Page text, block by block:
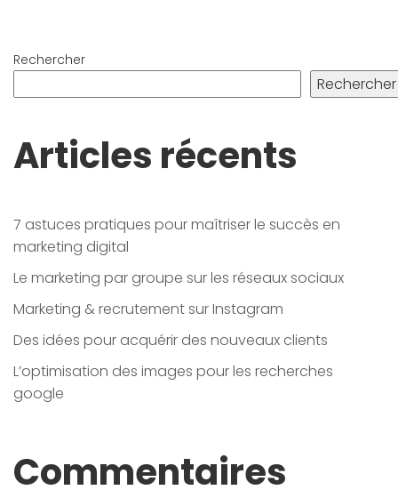
Rechercher
Rechercher
Articles récents
7 astuces pratiques pour maîtriser le succès en
marketing digital
Le marketing par groupe sur les réseaux sociaux
Marketing & recrutement sur Instagram
Des idées pour acquérir des nouveaux clients
L’optimisation des images pour les recherches
google
Commentaires